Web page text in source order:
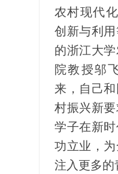
农村现代
创新与利
的浙江大
院教授邬
来，自己
村振兴新
学子在新
功立业，
注入更多的